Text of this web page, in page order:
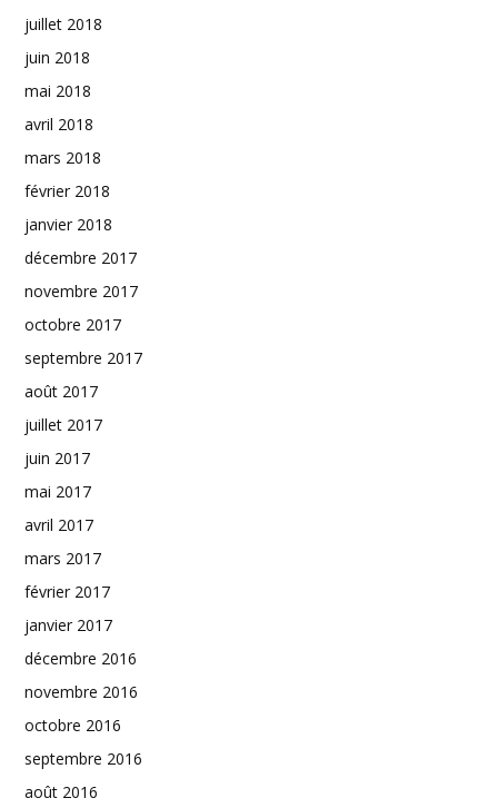
juillet 2018
juin 2018
mai 2018
avril 2018
mars 2018
février 2018
janvier 2018
décembre 2017
novembre 2017
octobre 2017
septembre 2017
août 2017
juillet 2017
juin 2017
mai 2017
avril 2017
mars 2017
février 2017
janvier 2017
décembre 2016
novembre 2016
octobre 2016
septembre 2016
août 2016